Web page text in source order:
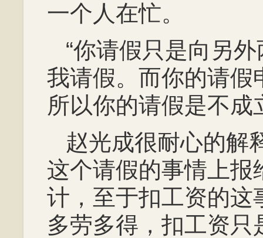
一个人在忙。
“你请假只是向另
我请假。而你的请假
所以你的请假是不成
赵光成很耐心的解
这个请假的事情上报
计，至于扣工资的这
多劳多得，扣工资